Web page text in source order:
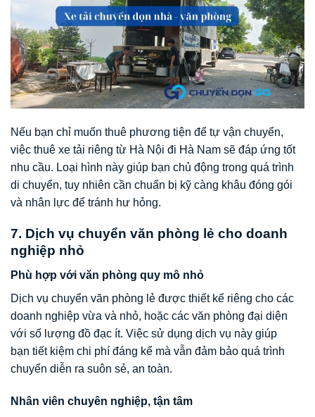
Nếu bạn chỉ muốn thuê phương tiện để tự vận chuyển,
việc thuê xe tải riêng từ Hà Nội đi Hà Nam sẽ đáp ứng tốt
nhu cầu. Loại hình này giúp bạn chủ động trong quá trình
di chuyển, tuy nhiên cần chuẩn bị kỹ càng khâu đóng gói
và nhân lực để tránh hư hỏng.
7. Dịch vụ chuyển văn phòng lẻ cho doanh
nghiệp nhỏ
Phù hợp với văn phòng quy mô nhỏ
Dịch vụ chuyển văn phòng lẻ được thiết kế riêng cho các
doanh nghiệp vừa và nhỏ, hoặc các văn phòng đại diện
với số lượng đồ đạc ít. Việc sử dụng dịch vụ này giúp
bạn tiết kiệm chi phí đáng kể mà vẫn đảm bảo quá trình
chuyển diễn ra suôn sẻ, an toàn.
Nhân viên chuyên nghiệp, tận tâm